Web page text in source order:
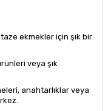
ekmekler için şık bir
veya şık
anahtarlıklar veya